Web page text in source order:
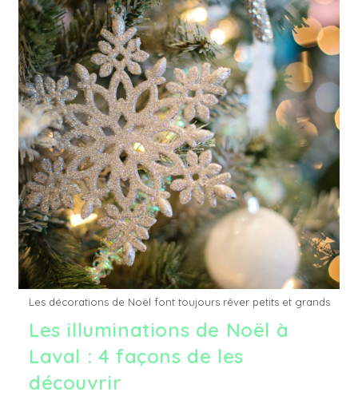
Les décorations de Noël font toujours rêver petits et grands
Les illuminations de Noël à
Laval : 4 façons de les
découvrir